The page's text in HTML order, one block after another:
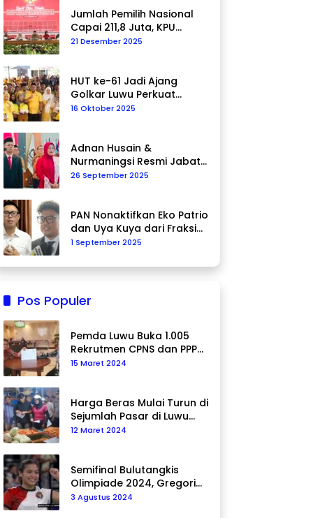
Jumlah Pemilih Nasional
Capai 211,8 Juta, KPU
Tegaskan Komitmen
21 Desember 2025
HUT ke-61 Jadi Ajang
Golkar Luwu Perkuat
Kepedulian Sosial
16 Oktober 2025
Adnan Husain &
Nurmaningsi Resmi Jabat
Komisioner KPU Palopo
26 September 2025
PAN Nonaktifkan Eko Patrio
dan Uya Kuya dari Fraksi
DPR RI
1 September 2025
Pos Populer
Pemda Luwu Buka 1.005
Rekrutmen CPNS dan PPPK
Tahun 2024
15 Maret 2024
Harga Beras Mulai Turun di
Sejumlah Pasar di Luwu
Utara
12 Maret 2024
Semifinal Bulutangkis
Olimpiade 2024, Gregoria
Mariska Tunjung Akan
3 Agustus 2024